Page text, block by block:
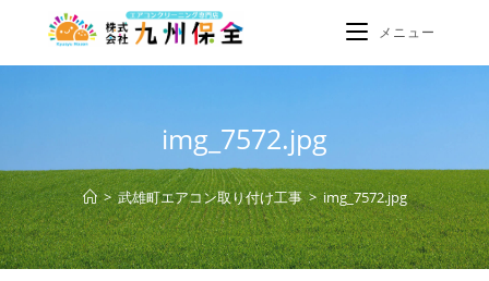
メニュー
img_7572.jpg
> 武雄町エアコン取り付け工事 > img_7572.jpg